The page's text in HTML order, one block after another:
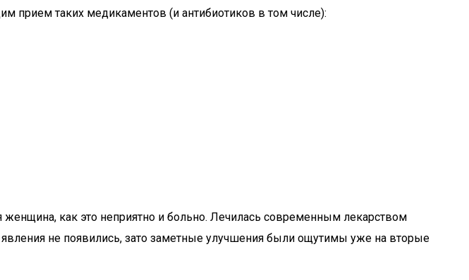
прием таких медикаментов (и антибиотиков в том числе):
как это неприятно и больно. Лечилась современным лекарством
не появились, зато заметные улучшения были ощутимы уже на вторые